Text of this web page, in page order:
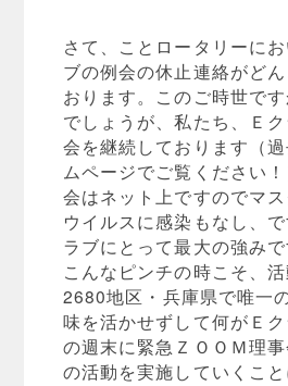
さて、ことロータリーに
ブの例会の休止連絡がど
おります。このご時世で
でしょうが、私たち、Ｅ
会を継続しております（
ムページでご覧ください
会はネット上ですのでマス
ウイルスに感染もなし、
ラブにとって最大の強みで
こんなピンチの時こそ、
2680地区・兵庫県で唯一
味を活かせずして何がＥ
の週末に緊急ＺＯＯＭ理
の活動を実施していくこと